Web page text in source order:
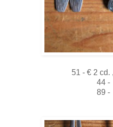
51 - € 2 cd.
44 -
89 -